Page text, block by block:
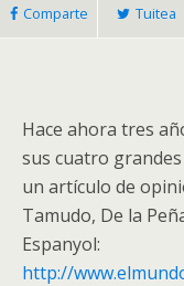
Comparte Tuitea
Hace ahora tres
sus cuatro
un artículo de
Tamudo, De la
Espanyol:
http://